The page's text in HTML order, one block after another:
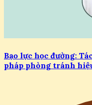
Bạo lực học đường:
pháp phòng tránh